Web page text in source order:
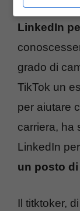
Molte
LinkedIn
grado di
TikTok un
per aiutare
carriera, ha
LinkedIn
un posto
Il titktoker,